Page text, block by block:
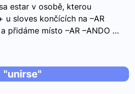
estar v osobě, kterou
u sloves končících na –AR
přidáme místo –AR –ANDO …
"unirse"